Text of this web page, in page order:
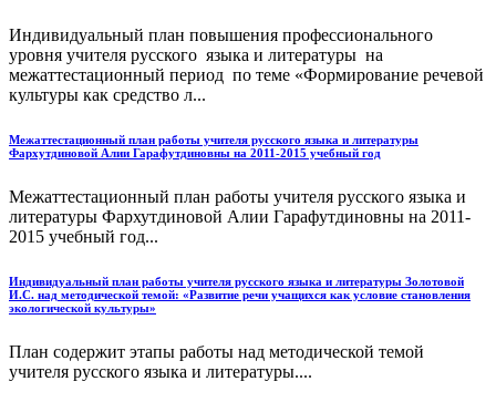
Индивидуальный план повышения профессионального
уровня учителя русского языка и литературы на
межаттестационный период по теме «Формирование речевой
культуры как средство л...
Межаттестационный план работы учителя русского языка и литературы
Фархутдиновой Алии Гарафутдиновны на 2011-2015 учебный год
Межаттестационный план работы учителя русского языка и
литературы Фархутдиновой Алии Гарафутдиновны на 2011-
2015 учебный год...
Индивидуальный план работы учителя русского языка и литературы Золотовой
И.С. над методической темой: «Развитие речи учащихся как условие становления
экологической культуры»
План содержит этапы работы над методической темой
учителя русского языка и литературы....